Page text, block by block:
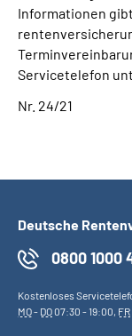
Informationen
Servicetelefon
Nr. 24/21
Deutsche
0800 1000
Kostenloses
MO- DO07:30 - 19:00, FR